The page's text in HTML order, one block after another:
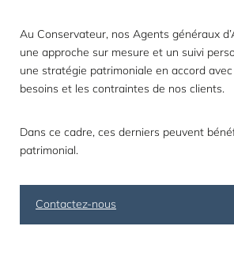
Au Conservateur, nos Agents généraux
une approche sur mesure et un suivi
une stratégie patrimoniale en accord
besoins et les contraintes de nos clients.
Dans ce cadre, ces derniers peuvent
patrimonial.
Contactez-nous